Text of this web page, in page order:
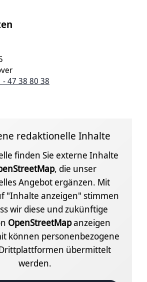
- 47 38 80 38
redaktionelle Inhalte
finden Sie externe Inhalte
, die unser
Angebot ergänzen. Mit
"Inhalte anzeigen" stimmen
wir diese und zukünftige
OpenStreetMapanzeigen
können personenbezogene
übermittelt
werden.